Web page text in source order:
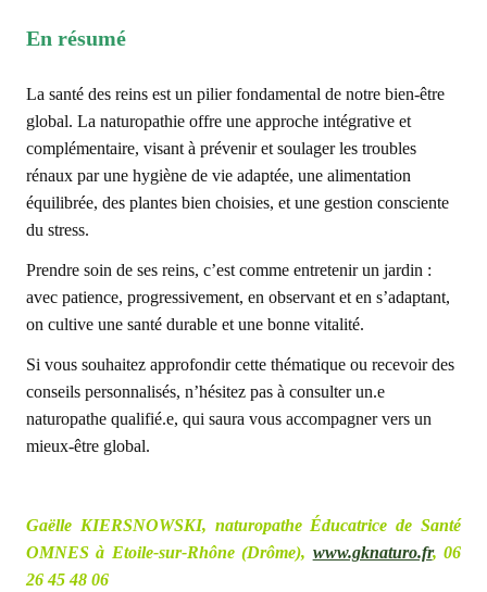
En résumé
La santé des reins est un pilier fondamental de notre bien-être
global. La naturopathie offre une approche intégrative et
complémentaire, visant à prévenir et soulager les troubles
rénaux par une hygiène de vie adaptée, une alimentation
équilibrée, des plantes bien choisies, et une gestion consciente
du stress.
Prendre soin de ses reins, c’est comme entretenir un jardin :
avec patience, progressivement, en observant et en s’adaptant,
on cultive une santé durable et une bonne vitalité.
Si vous souhaitez approfondir cette thématique ou recevoir des
conseils personnalisés, n’hésitez pas à consulter un.e
naturopathe qualifié.e, qui saura vous accompagner vers un
mieux-être global.
Gaëlle KIERSNOWSKI, naturopathe Éducatrice de Santé
OMNES à Etoile-sur-Rhône (Drôme), www.gknaturo.fr, 06
26 45 48 06